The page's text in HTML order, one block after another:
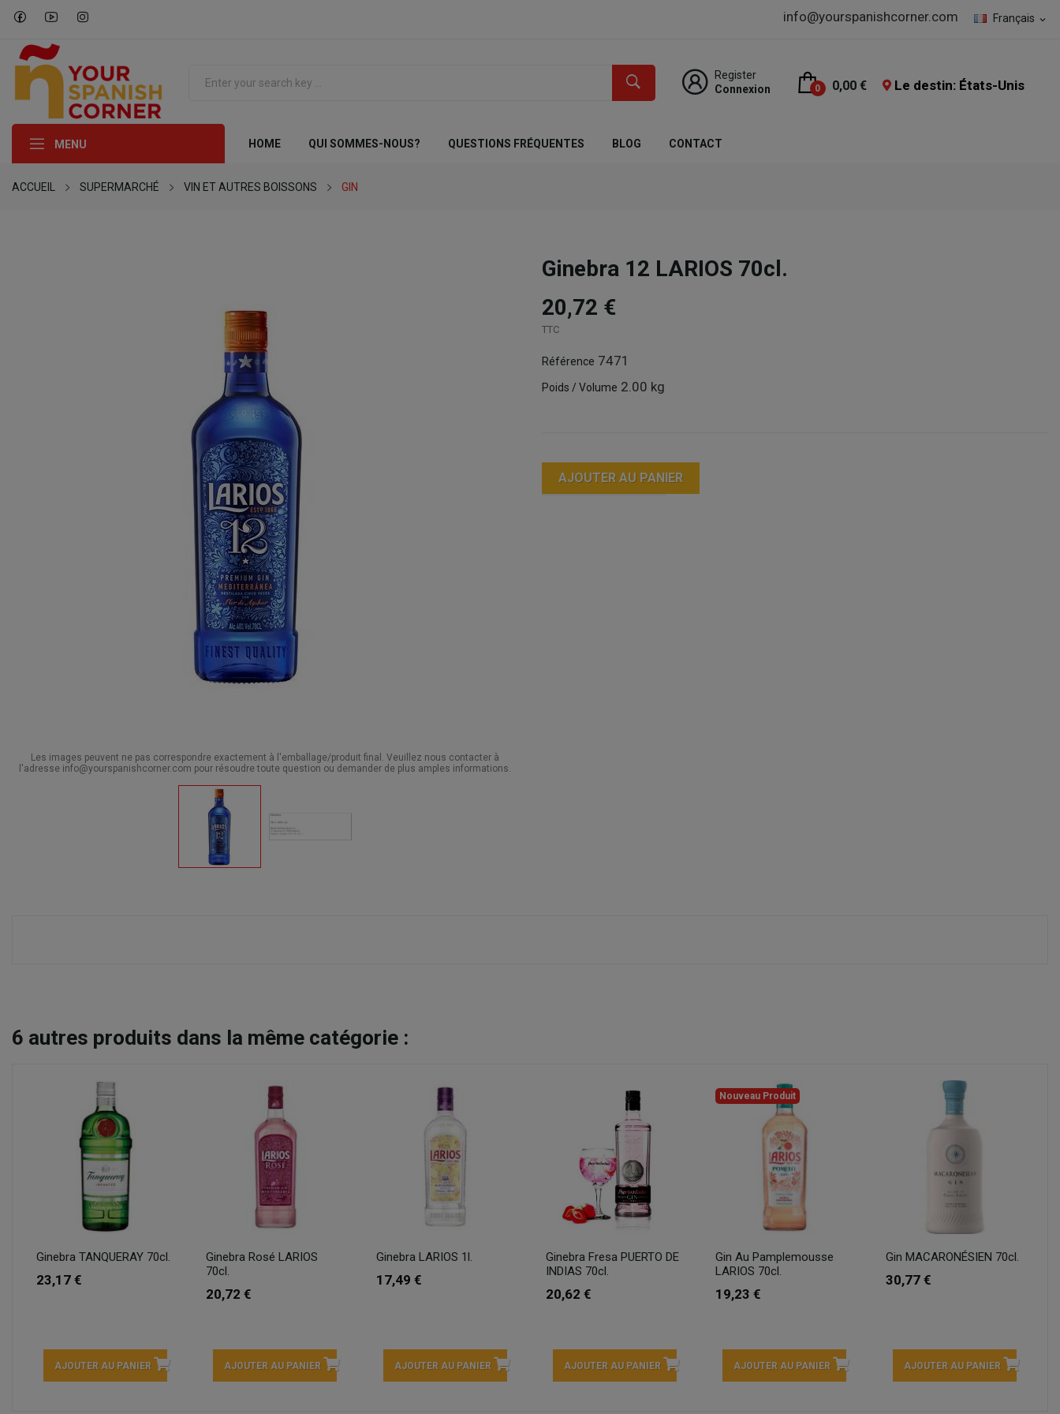
Français expand_more
info@yourspanishcorner.com
Register
Connexion
0 0,00 € Le destin: États-Unis
MENU HOME QUI SOMMES-NOUS? QUESTIONS FRÉQUENTES BLOG CONTACT
ACCUEIL SUPERMARCHÉ VIN ET AUTRES BOISSONS GIN
Les images peuvent ne pas correspondre exactement à l'emballage/produit final. Veuillez nous contacter à
l'adresse info@yourspanishcorner.com pour résoudre toute question ou demander de plus amples informations.
Ginebra 12 LARIOS 70cl.
20,72 €
TTC
Référence 7471
Poids / Volume 2.00 kg
AJOUTER AU PANIER
6 autres produits dans la même catégorie :
Ginebra TANQUERAY 70cl.
23,17 €
AJOUTER AU PANIER
Ginebra Rosé LARIOS
70cl.
20,72 €
AJOUTER AU PANIER
Ginebra LARIOS 1l.
17,49 €
AJOUTER AU PANIER
Ginebra Fresa PUERTO DE
INDIAS 70cl.
20,62 €
AJOUTER AU PANIER
Nouveau Produit
Gin Au Pamplemousse
LARIOS 70cl.
19,23 €
AJOUTER AU PANIER
Gin MACARONÉSIEN 70cl.
30,77 €
AJOUTER AU PANIER